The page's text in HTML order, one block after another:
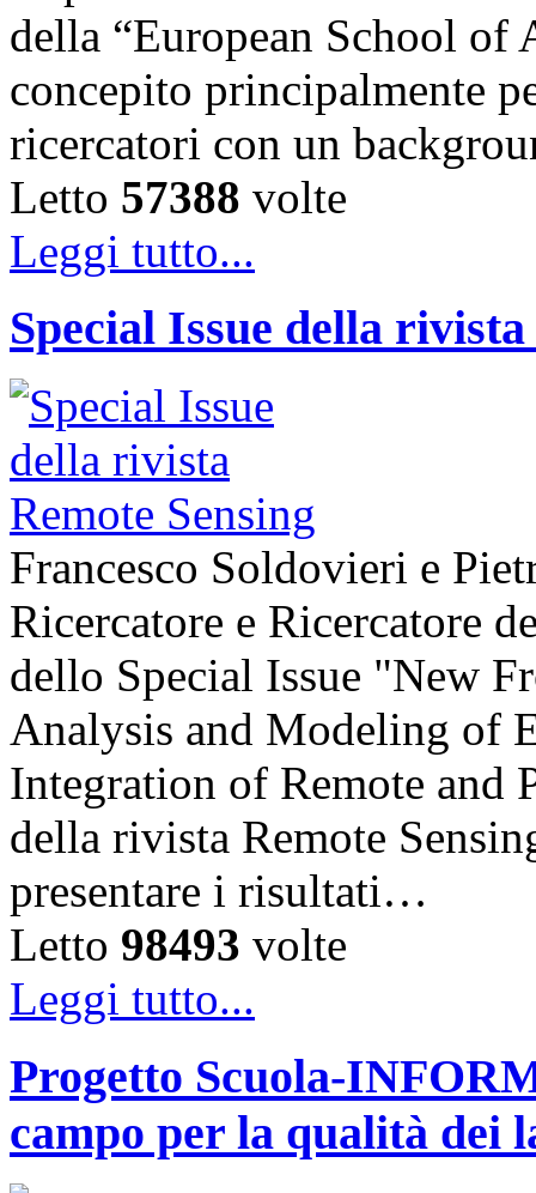
della “European School of
concepito principalmente
ricercatori con un
Letto 57388 volte
Leggi tutto...
Special Issue della rivista
Francesco Soldovieri e
Ricercatore e Ricercatore
dello Special Issue "New
Analysis and Modeling of
Integration of Remote and
della rivista Remote
presentare i risultati…
Letto 98493 volte
Leggi tutto...
Progetto Scuola-
campo per la qualità dei